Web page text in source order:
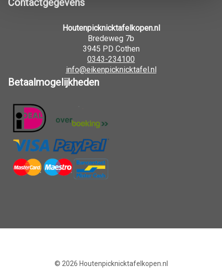
Houtenpicknicktafelkopen.nl
Bredeweg 7b
3945 PD Cothen
0343-234100
info@eikenpicknicktafel.nl
Betaalmogelijkheden
© 2026 Houtenpicknicktafelkopen.nl